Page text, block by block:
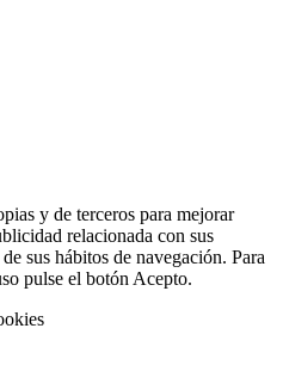
y de terceros para mejorar
relacionada con sus
sus hábitos de navegación. Para
pulse el botón Acepto.